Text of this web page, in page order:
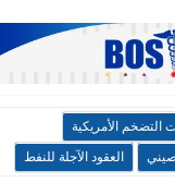
التضخم الأمريكية
العقود الآجلة للنفط